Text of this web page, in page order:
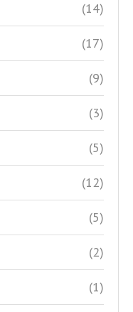
(14)
(17)
(9)
(3)
(5)
(12)
(5)
(2)
(1)